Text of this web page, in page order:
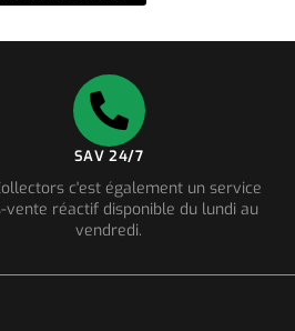
SAV 24/7
c'est également un service
vente réactif disponible du lundi au
vendredi.